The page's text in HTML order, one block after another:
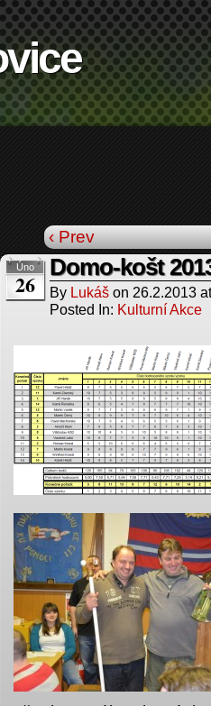
‹ Prev
Úno
26
Domo-košt
By Lukáš on 26.2.2013
Posted In: Kulturní Akce